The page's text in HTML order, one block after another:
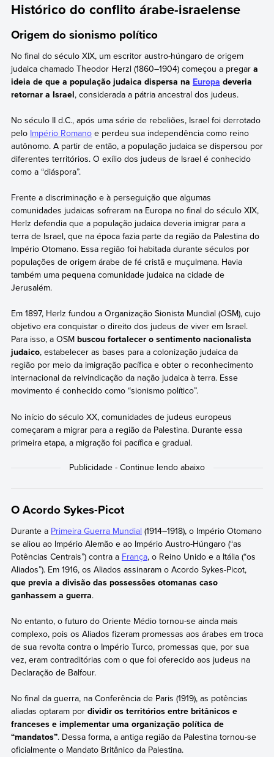
Histórico do conflito árabe-israelense
Origem do sionismo político
No final do século XIX, um escritor austro-húngaro de origem
judaica chamado Theodor Herzl (1860–1904) começou a pregar a
ideia de que a população judaica dispersa na Europa deveria
retornar a Israel, considerada a pátria ancestral dos judeus.
No século II d.C., após uma série de rebeliões, Israel foi derrotado
pelo Império Romanoe perdeu sua independência como reino
autônomo. A partir de então, a população judaica se dispersou por
diferentes territórios. O exílio dos judeus de Israel é conhecido
como a “diáspora”.
Frente a discriminação e à perseguição que algumas
comunidades judaicas sofreram na Europa no final do século XIX,
Herlz defendia que a população judaica deveria imigrar para a
terra de Israel, que na época fazia parte da região da Palestina do
Império Otomano. Essa região foi habitada durante séculos por
populações de origem árabe de fé cristã e muçulmana. Havia
também uma pequena comunidade judaica na cidade de
Jerusalém.
Em 1897, Herlz fundou a Organização Sionista Mundial (OSM), cujo
objetivo era conquistar o direito dos judeus de viver em Israel.
Para isso, a OSM buscou fortalecer o sentimento nacionalista
judaico, estabelecer as bases para a colonização judaica da
região por meio da imigração pacífica e obter o reconhecimento
internacional da reivindicação da nação judaica à terra. Esse
movimento é conhecido como “sionismo político”.
No início do século XX, comunidades de judeus europeus
começaram a migrar para a região da Palestina. Durante essa
primeira etapa, a migração foi pacífica e gradual.
O Acordo Sykes-Picot
Durante a Primeira Guerra Mundial (1914–1918), o Império Otomano
se aliou ao Império Alemão e ao Império Austro-Húngaro (“as
Potências Centrais”) contra a França, o Reino Unido e a Itália (“os
Aliados”). Em 1916, os Aliados assinaram o Acordo Sykes-Picot,
que previa a divisão das possessões otomanas caso
ganhassem a guerra.
No entanto, o futuro do Oriente Médio tornou-se ainda mais
complexo, pois os Aliados fizeram promessas aos árabes em troca
de sua revolta contra o Império Turco, promessas que, por sua
vez, eram contraditórias com o que foi oferecido aos judeus na
Declaração de Balfour.
No final da guerra, na Conferência de Paris (1919), as potências
aliadas optaram por dividir os territórios entre britânicos e
franceses e implementar uma organização política de
“mandatos”. Dessa forma, a antiga região da Palestina tornou-se
oficialmente o Mandato Britânico da Palestina.